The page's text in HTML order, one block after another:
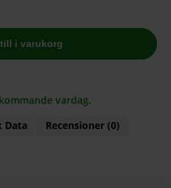
i varukorg
vardag.
Data Recensioner (0)